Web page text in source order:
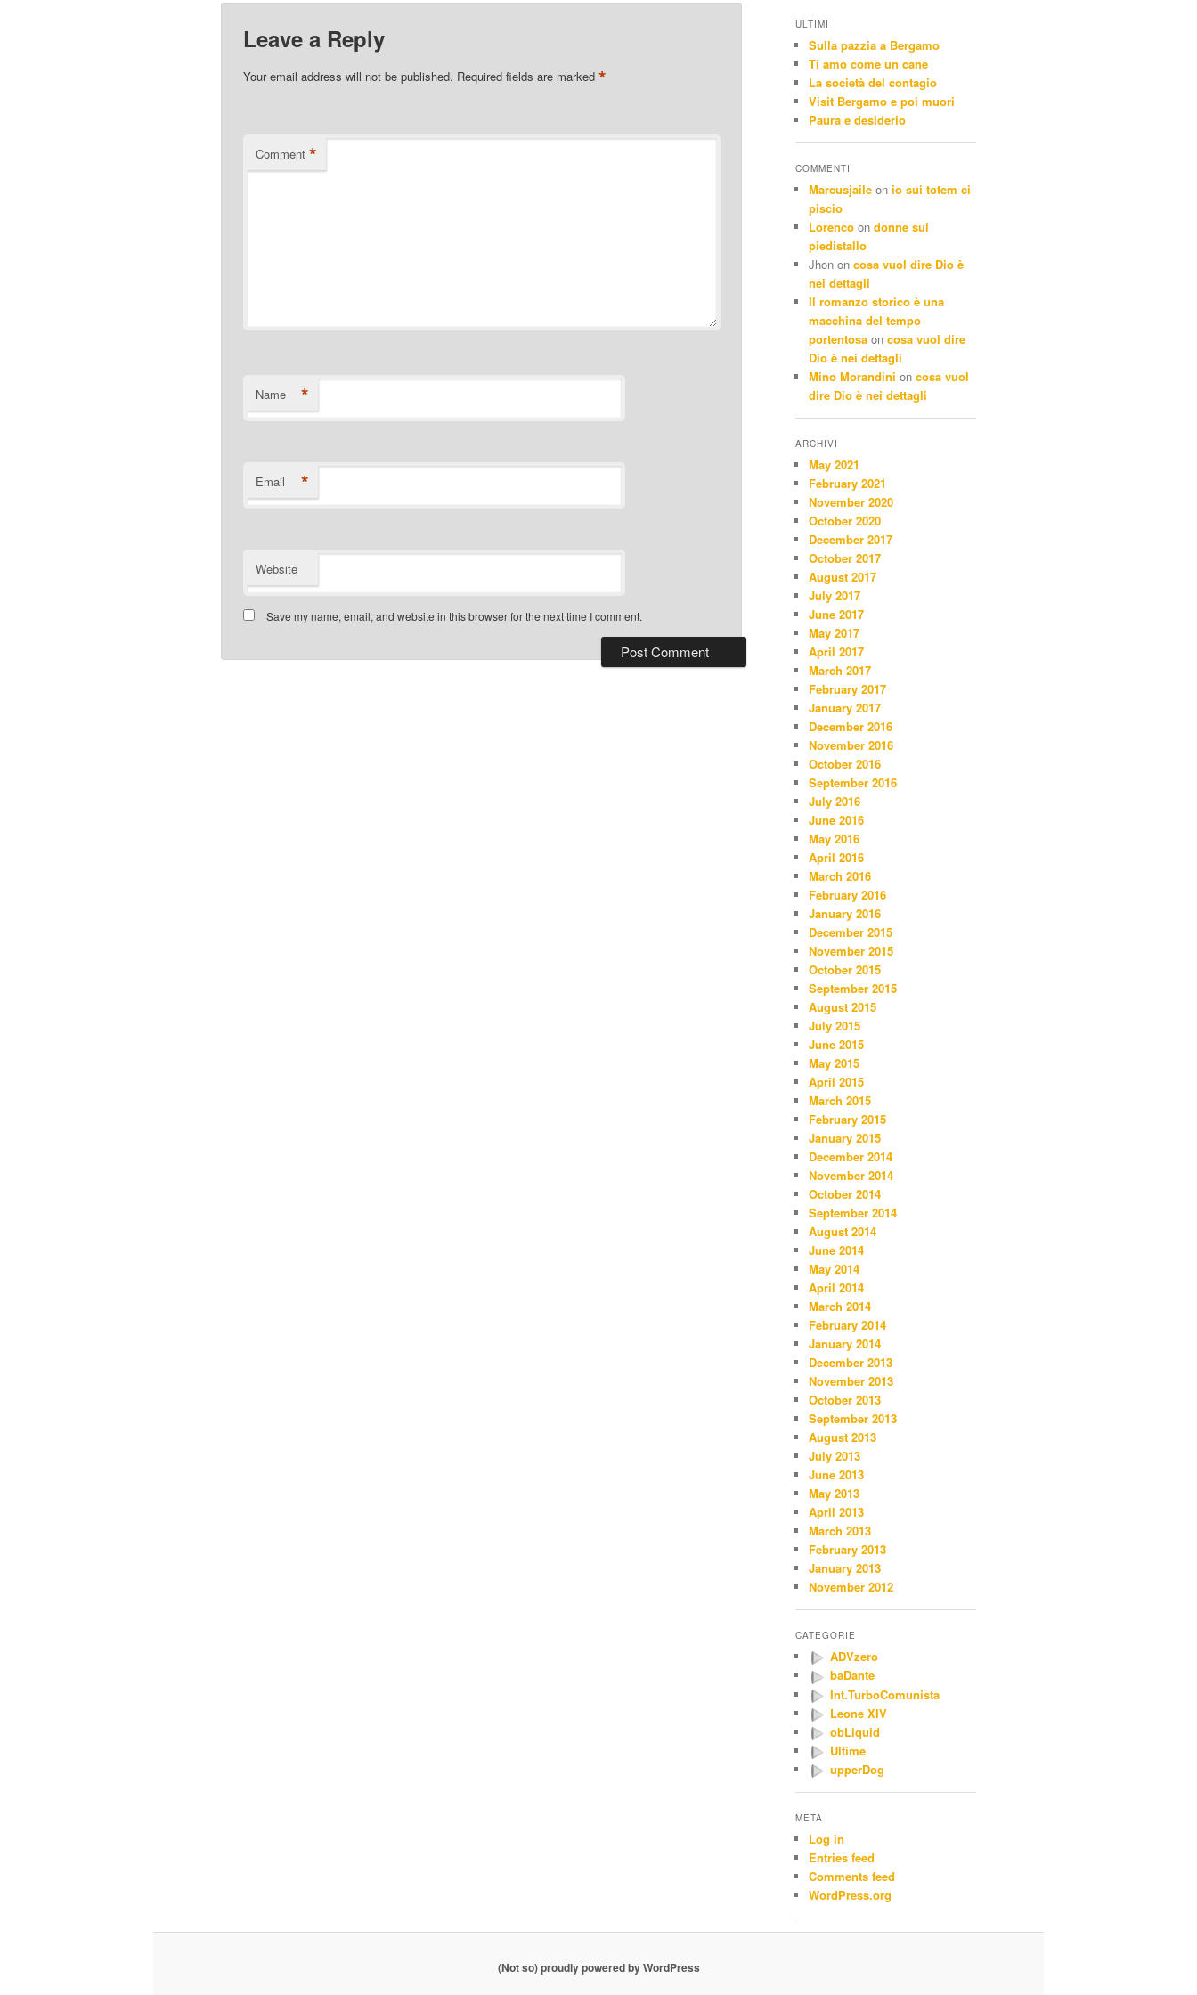
Leave a Reply
Your email address will not be published. Required fields are marked*
Comment *
Name *
Email *
Website
Save my name, email, and website in this browser for the next time I comment.
ULTIMI
Sulla pazzia a Bergamo
Ti amo come un cane
La società del contagio
Visit Bergamo e poi muori
Paura e desiderio
COMMENTI
Marcusjaile on io sui totem ci
piscio
Lorenco on donne sul
piedistallo
Jhon on cosa vuol dire Dio è
nei dettagli
Il romanzo storico è una
macchina del tempo
portentosa on cosa vuol dire
Dio è nei dettagli
Mino Morandini on cosa vuol
dire Dio è nei dettagli
ARCHIVI
May 2021
February 2021
November 2020
October 2020
December 2017
October 2017
August 2017
July 2017
June 2017
May 2017
April 2017
March 2017
February 2017
January 2017
December 2016
November 2016
October 2016
September 2016
July 2016
June 2016
May 2016
April 2016
March 2016
February 2016
January 2016
December 2015
November 2015
October 2015
September 2015
August 2015
July 2015
June 2015
May 2015
April 2015
March 2015
February 2015
January 2015
December 2014
November 2014
October 2014
September 2014
August 2014
June 2014
May 2014
April 2014
March 2014
February 2014
January 2014
December 2013
November 2013
October 2013
September 2013
August 2013
July 2013
June 2013
May 2013
April 2013
March 2013
February 2013
January 2013
November 2012
CATEGORIE
ADVzero
baDante
Int.TurboComunista
Leone XIV
obLiquid
Ultime
upperDog
META
Log in
Entries feed
Comments feed
WordPress.org
(Not so) proudly powered by WordPress